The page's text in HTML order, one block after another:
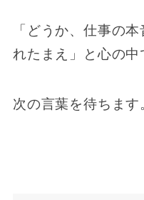
「どうか、仕事の
れたまえ」と心の中
次の言葉を待ちます